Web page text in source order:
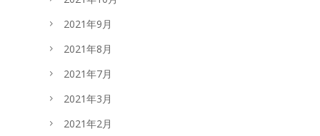
2021年9月
2021年8月
2021年7月
2021年3月
2021年2月